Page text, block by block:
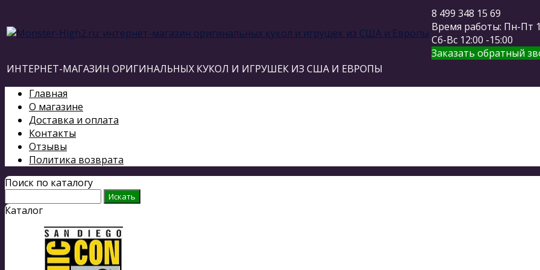
8 499 348 15 69
Время работы: Пн-Пт
Сб-Вс 12:00 -15:00
Заказать обратный
ИНТЕРНЕТ-МАГАЗИН ОРИГИНАЛЬНЫХ КУКОЛ И ИГРУШЕК ИЗ США И ЕВРОПЫ
Главная
О магазине
Доставка и оплата
Контакты
Отзывы
Политика возврата
Поиск по каталогу
Каталог